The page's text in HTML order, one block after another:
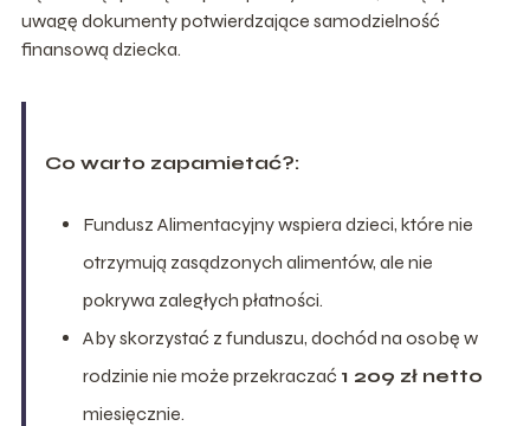
uwagę dokumenty potwierdzające samodzielność
finansową dziecka.
Co warto zapamietać?:
Fundusz Alimentacyjny wspiera dzieci, które nie
otrzymują zasądzonych alimentów, ale nie
pokrywa zaległych płatności.
Aby skorzystać z funduszu, dochód na osobę w
rodzinie nie może przekraczać 1 209 zł netto
miesięcznie.